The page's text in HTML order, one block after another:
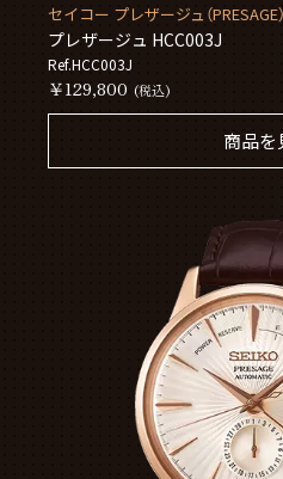
セイコー プレザージュ（PRESAGE）
プレザージュ HCC003J
Ref.HCC003J
￥129,800 (税込)
商品を